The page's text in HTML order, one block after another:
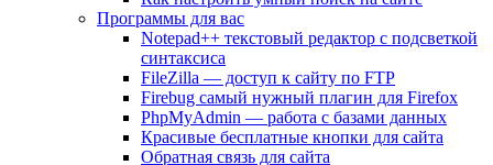
Программы для вас
Notepad++ текстовый редактор с подсветкой
синтаксиса
FileZilla — доступ к сайту по FTP
Firebug самый нужный плагин для Firefox
PhpMyAdmin — работа с базами данных
Красивые бесплатные кнопки для сайта
Обратная связь для сайта